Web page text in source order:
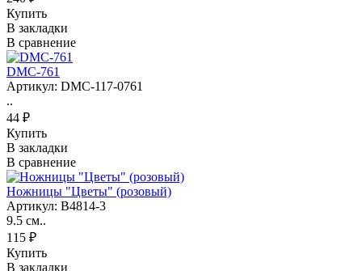
Купить
В закладки
В сравнение
DMC-761
Артикул: DMC-117-0761
..
44 ₽
Купить
В закладки
В сравнение
Ножницы "Цветы" (розовый)
Артикул: B4814-3
9.5 см..
115 ₽
Купить
В закладки